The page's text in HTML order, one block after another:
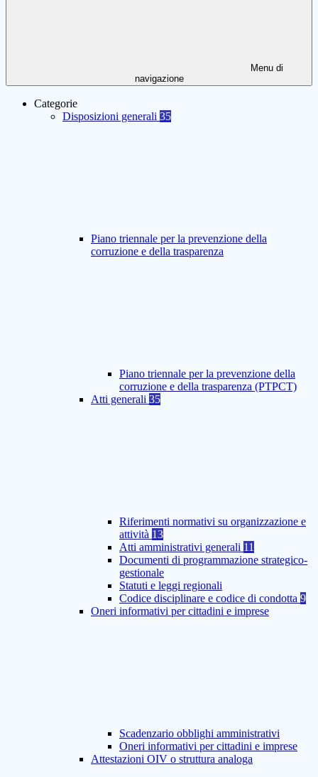
Menu di
navigazione
Categorie
Disposizioni generali 35
Piano triennale per la prevenzione della
corruzione e della trasparenza
Piano triennale per la prevenzione della
corruzione e della trasparenza (PTPCT)
Atti generali 35
Riferimenti normativi su organizzazione e
attività 13
Atti amministrativi generali 11
Documenti di programmazione strategico-
gestionale
Statuti e leggi regionali
Codice disciplinare e codice di condotta 9
Oneri informativi per cittadini e imprese
Scadenzario obblighi amministrativi
Oneri informativi per cittadini e imprese
Attestazioni OIV o struttura analoga